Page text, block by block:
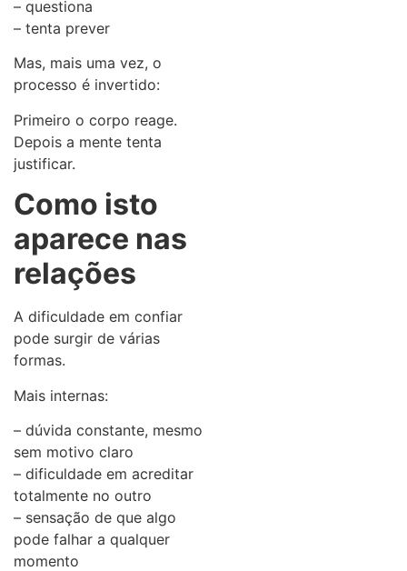
– questiona
– tenta prever
Mas, mais uma vez, o
processo é invertido:
Primeiro o corpo reage.
Depois a mente tenta
justificar.
Como isto
aparece nas
relações
A dificuldade em confiar
pode surgir de várias
formas.
Mais internas:
– dúvida constante, mesmo
sem motivo claro
– dificuldade em acreditar
totalmente no outro
– sensação de que algo
pode falhar a qualquer
momento